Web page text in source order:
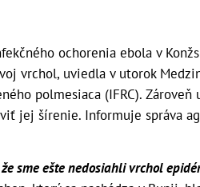
ochorenia ebola v
vrchol, uviedla v utorok
polmesiaca (IFRC).
jej šírenie. Informuje správa
sme ešte nedosiahli vrchol